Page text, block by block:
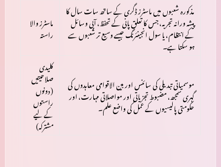
ماسٹرز والا
راستہ
مذکورہ شعبوں میںماسٹرز ڈگریکے ساتھسات سالکا
پیشہ ورانہ تجربہ، جس کا تعلقپانی کے تحفظ، آبی وسائل
کے انتظام، یا سول انجینئرنگجیسے وسیع تر شعبوں سے
ہو سکتا ہے۔
کلیدی
صلاحیتیں
(دونوں
راستوں
کے لیے
مشترکہ)
موسمیاتی تبدیلی کی سائنس اور بین الاقوامی معاہدوں کی
گہری سمجھ، مضبوط تجزیاتی اور مواصلاتی مہارت، اور
حکومتی پالیسیوں کے عمل کی واضع علم۔